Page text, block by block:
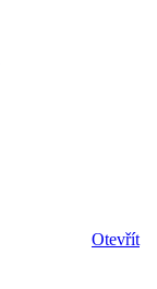
Otevřít